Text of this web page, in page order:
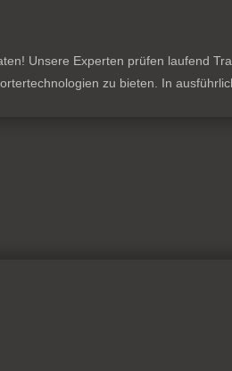
Unsere Experten prüfen laufend
zu bieten. In